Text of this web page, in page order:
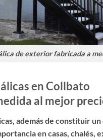
de exterior fabricada a
en Collbato
al mejor
además de constituir
en casas, chalés,